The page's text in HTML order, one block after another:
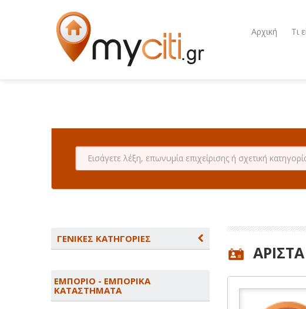
Αρχική Τι
ΓΕΝΙΚΕΣ ΚΑΤΗΓΟΡΙΕΣ
ΑΘΛΗΤΙΣΜΟΣ
ΕΜΠΟΡΙΟ - ΕΜΠΟΡΙΚΑ
ΚΑΤΑΣΤΗΜΑΤΑ